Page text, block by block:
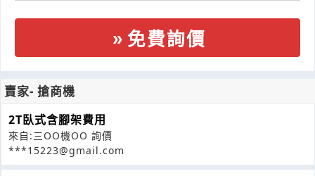
免費詢價
賣家- 搶商機
2T臥式含腳架費用
來自:三OO機OO 詢價
***15223@gmail.com